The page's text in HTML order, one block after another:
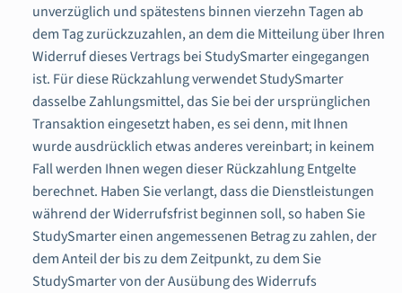
unverzüglich und spätestens binnen vierzehn Tagen ab
dem Tag zurückzuzahlen, an dem die Mitteilung über Ihren
Widerruf dieses Vertrags bei StudySmarter eingegangen
ist. Für diese Rückzahlung verwendet StudySmarter
dasselbe Zahlungsmittel, das Sie bei der ursprünglichen
Transaktion eingesetzt haben, es sei denn, mit Ihnen
wurde ausdrücklich etwas anderes vereinbart; in keinem
Fall werden Ihnen wegen dieser Rückzahlung Entgelte
berechnet. Haben Sie verlangt, dass die Dienstleistungen
während der Widerrufsfrist beginnen soll, so haben Sie
StudySmarter einen angemessenen Betrag zu zahlen, der
dem Anteil der bis zu dem Zeitpunkt, zu dem Sie
StudySmarter von der Ausübung des Widerrufs